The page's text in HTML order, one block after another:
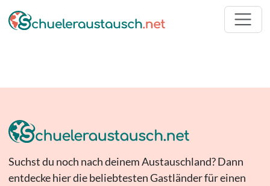
Suchst du noch nach deinem Austauschland? Dann
entdecke hier die beliebtesten Gastländer für einen